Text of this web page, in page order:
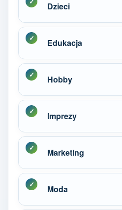
Dzieci
Edukacja
Hobby
Imprezy
Marketing
Moda